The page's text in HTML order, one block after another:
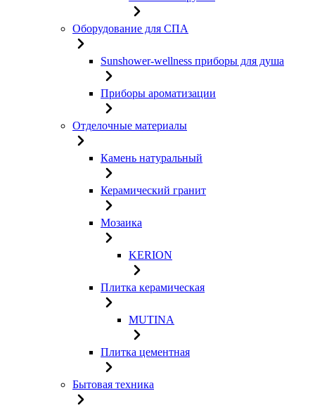
Оборудование для СПА
Sunshower-wellness приборы для душа
Приборы ароматизации
Отделочные материалы
Камень натуральный
Керамический гранит
Мозаика
KERION
Плитка керамическая
MUTINA
Плитка цементная
Бытовая техника